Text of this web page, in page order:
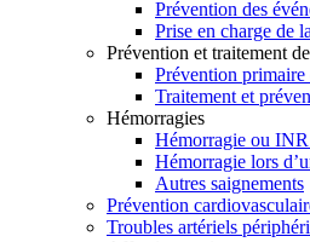
Prévention des
Prise en charge de
Prévention et traitement
Prévention
Traitement et
Hémorragies
Hémorragie ou INR
Hémorragie lors
Autres saignements
Prévention
Troubles artériels